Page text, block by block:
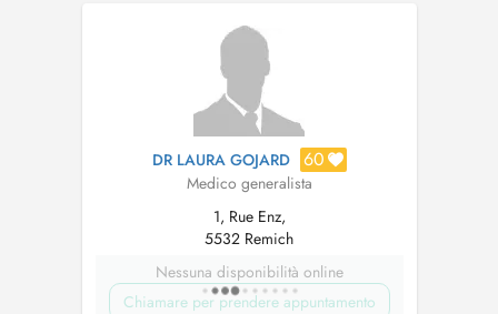
retention) / respiratory infections and br...
DR LAURA GOJARD 60
Medico generalista
1, Rue Enz,
5532 Remich
Nessuna disponibilità online
Chiamare per prendere appuntamento